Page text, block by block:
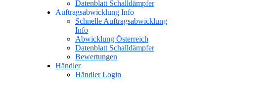
Datenblatt Schalldämpfer
Auftragsabwicklung Info
Schnelle Auftragsabwicklung
Info
Abwicklung Österreich
Datenblatt Schalldämpfer
Bewertungen
Händler
Händler Login